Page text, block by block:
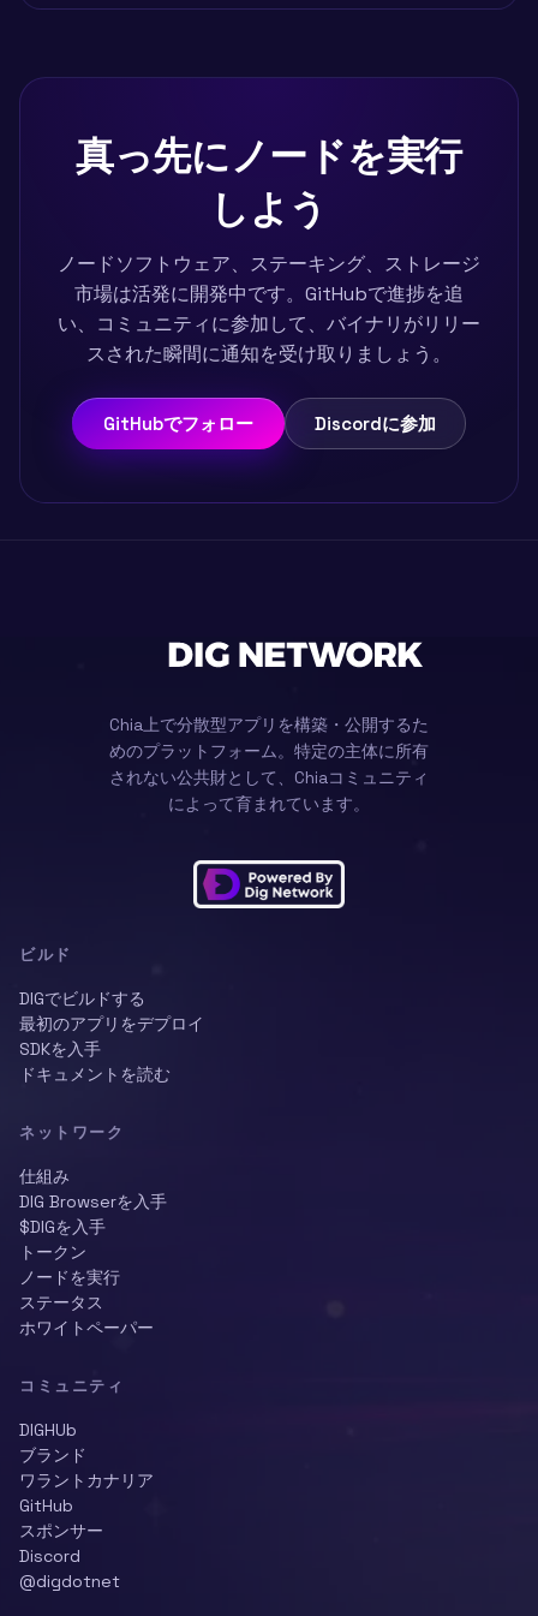
真っ先にノードを実行
しよう
ノードソフトウェア、ステーキング、ストレージ
市場は活発に開発中です。GitHubで進捗を追
い、コミュニティに参加して、バイナリがリリー
スされた瞬間に通知を受け取りましょう。
GitHubでフォロー Discordに参加
Chia上で分散型アプリを構築・公開するた
めのプラットフォーム。特定の主体に所有
されない公共財として、Chiaコミュニティ
によって育まれています。
ビルド
DIGでビルドする
最初のアプリをデプロイ
SDKを入手
ドキュメントを読む
ネットワーク
仕組み
DIG Browserを入手
$DIGを入手
トークン
ノードを実行
ステータス
ホワイトペーパー
コミュニティ
DIGHUb
ブランド
ワラントカナリア
GitHub
スポンサー
Discord
@digdotnet